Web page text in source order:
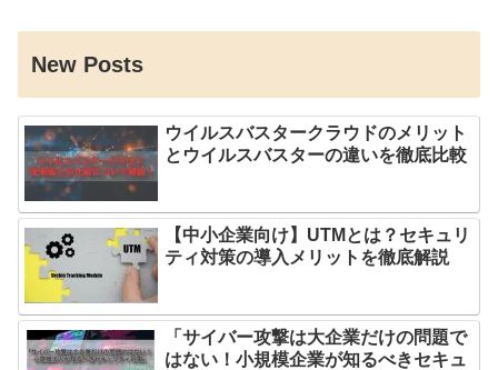
New Posts
ウイルスバスタークラウドのメリット
とウイルスバスターの違いを徹底比較
【中小企業向け】UTMとは？セキュリ
ティ対策の導入メリットを徹底解説
「サイバー攻撃は大企業だけの問題で
はない！小規模企業が知るべきセキュ